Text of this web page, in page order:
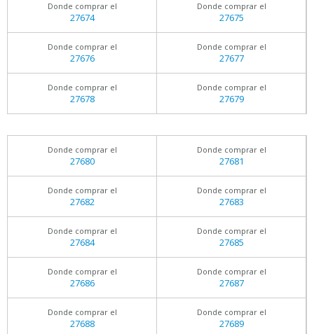
Donde comprar el
27674
Donde comprar el
27675
Donde comprar el
27676
Donde comprar el
27677
Donde comprar el
27678
Donde comprar el
27679
Donde comprar el
27680
Donde comprar el
27681
Donde comprar el
27682
Donde comprar el
27683
Donde comprar el
27684
Donde comprar el
27685
Donde comprar el
27686
Donde comprar el
27687
Donde comprar el
27688
Donde comprar el
27689